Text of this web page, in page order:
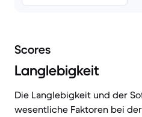
Scores
Langlebigkeit
Die Langlebigkeit und der
wesentliche Faktoren bei